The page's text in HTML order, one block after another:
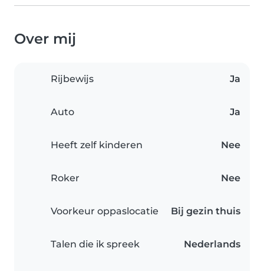
Over mij
Rijbewijs Ja
Auto Ja
Heeft zelf kinderen Nee
Roker Nee
Voorkeur oppaslocatie Bij gezin thuis
Talen die ik spreek Nederlands